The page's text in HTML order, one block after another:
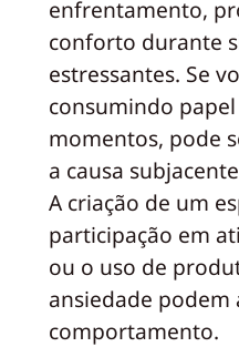
enfrentamento,
conforto durante
estressantes. Se
consumindo
momentos, pode
a causa
A criação de um
participação em
ou o uso de
ansiedade podem
comportamento.